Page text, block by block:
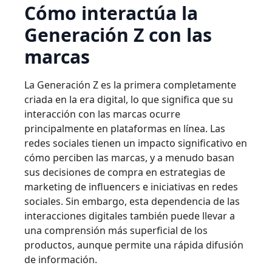
Cómo interactúa la
Generación Z con las
marcas
La Generación Z es la primera completamente
criada en la era digital, lo que significa que su
interacción con las marcas ocurre
principalmente en plataformas en línea. Las
redes sociales tienen un impacto significativo en
cómo perciben las marcas, y a menudo basan
sus decisiones de compra en estrategias de
marketing de influencers e iniciativas en redes
sociales. Sin embargo, esta dependencia de las
interacciones digitales también puede llevar a
una comprensión más superficial de los
productos, aunque permite una rápida difusión
de información.